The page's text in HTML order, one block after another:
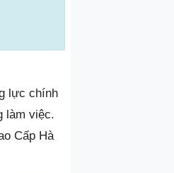
lực chính
làm việc.
Cấp Hà